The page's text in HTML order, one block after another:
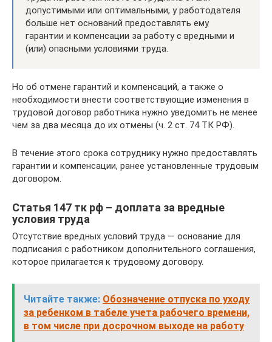
допустимыми или оптимальными, у работодателя
больше нет оснований предоставлять ему
гарантии и компенсации за работу с вредными и
(или) опасными условиями труда.
Но об отмене гарантий и компенсаций, а также о
необходимости внести соответствующие изменения в
трудовой договор работника нужно уведомить не менее
чем за два месяца до их отмены (ч. 2 ст. 74 ТК РФ).
В течение этого срока сотруднику нужно предоставлять
гарантии и компенсации, ранее установленные трудовым
договором.
Статья 147 тк рф – доплата за вредные
условия труда
Отсутствие вредных условий труда — основание для
подписания с работником дополнительного соглашения,
которое прилагается к трудовому договору.
Читайте также: Обозначение отпуска по уходу
за ребенком в табеле учета рабочего времени,
в том числе при досрочном выходе на работу